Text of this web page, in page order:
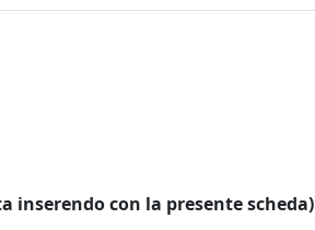
inserendo con la presente scheda)